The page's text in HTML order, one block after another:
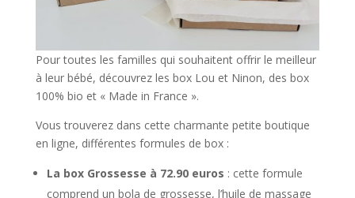
Pour toutes les familles qui souhaitent offrir le meilleur
à leur bébé, découvrez les box Lou et Ninon, des box
100% bio et « Made in France ».
Vous trouverez dans cette charmante petite boutique
en ligne, différentes formules de box :
La box Grossesse à 72.90 euros : cette formule
comprend un bola de grossesse, l’huile de massage